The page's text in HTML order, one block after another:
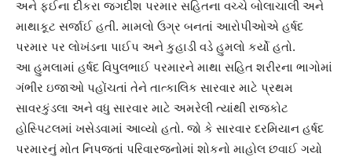
અને ફઈના દીકરા જગદીશ પરમાર સહિતના વચ્ચે બોલાચાલી અને
માથાકૂટ સર્જાઈ હતી. મામલો ઉગ્ર બનતાં આરોપીઓએ હર્ષદ
પરમાર પર લોખંડના પાઈપ અને કુહાડી વડે હુમલો કર્યો હતો.
આ હુમલામાં હર્ષદ વિપુલભાઈ પરમારને માથા સહિત શરીરના ભાગોમાં
ગંભીર ઇજાઓ પહોંચતાં તેને તાત્કાલિક સારવાર માટે પ્રથમ
સાવરકુંડલા અને વધુ સારવાર માટે અમરેલી ત્યાંથી રાજકોટ
હોસ્પિટલમાં ખસેડવામાં આવ્યો હતો. જો કે સારવાર દરમિયાન હર્ષદ
પરમારનું મોત નિપજતાં પરિવારજનોમાં શોકનો માહોલ છવાઈ ગયો